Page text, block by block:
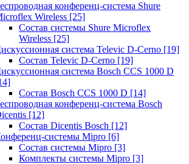
конференц-система Shure
Wireless [25]
Состав системы Shure Microflex
Wireless [25]
система Televic D-Cerno [19]
Состав Televic D-Cerno [19]
система Bosch CCS 1000 D
Состав Bosch CCS 1000 D [14]
конференц-система Bosch
[12]
Состав Dicentis Bosch [12]
системы Mipro [6]
Состав системы Mipro [3]
Комплекты системы Mipro [3]